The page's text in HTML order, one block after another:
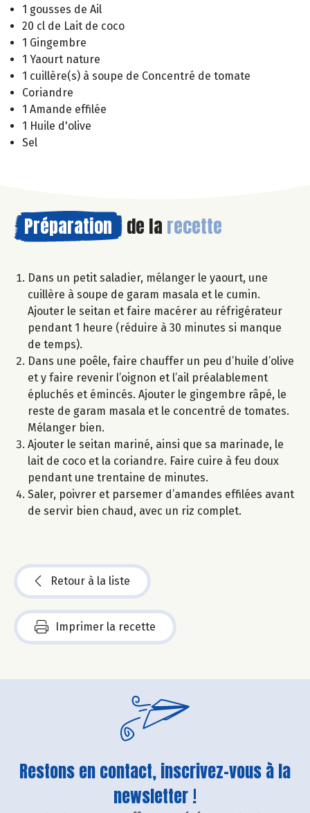
1 gousses de Ail
20 cl de Lait de coco
1 Gingembre
1 Yaourt nature
1 cuillère(s) à soupe de Concentré de tomate
Coriandre
1 Amande effilée
1 Huile d'olive
Sel
Préparation de la recette
Dans un petit saladier, mélanger le yaourt, une
cuillère à soupe de garam masala et le cumin.
Ajouter le seitan et faire macérer au réfrigérateur
pendant 1 heure (réduire à 30 minutes si manque
de temps).
Dans une poêle, faire chauffer un peu d’huile d’olive
et y faire revenir l’oignon et l’ail préalablement
épluchés et émincés. Ajouter le gingembre râpé, le
reste de garam masala et le concentré de tomates.
Mélanger bien.
Ajouter le seitan mariné, ainsi que sa marinade, le
lait de coco et la coriandre. Faire cuire à feu doux
pendant une trentaine de minutes.
Saler, poivrer et parsemer d’amandes effilées avant
de servir bien chaud, avec un riz complet.
Retour à la liste
Imprimer la recette
Restons en contact, inscrivez-vous à la
newsletter !